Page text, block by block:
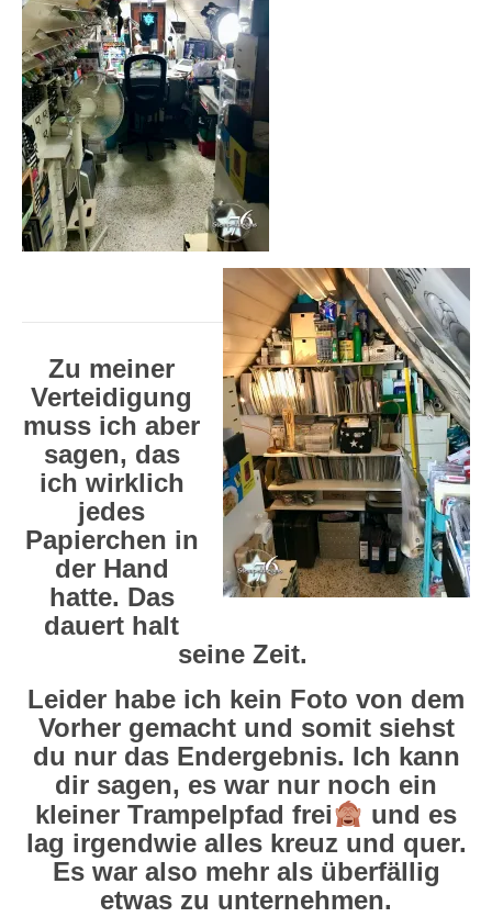
Zu meiner
Verteidigung
muss ich aber
sagen, das
ich wirklich
jedes
Papierchen in
der Hand
hatte. Das
dauert halt
seine Zeit.
Leider habe ich kein Foto von dem
Vorher gemacht und somit siehst
du nur das Endergebnis. Ich kann
dir sagen, es war nur noch ein
kleiner Trampelpfad frei
und es
lag irgendwie alles kreuz und quer.
Es war also mehr als überfällig
etwas zu unternehmen.